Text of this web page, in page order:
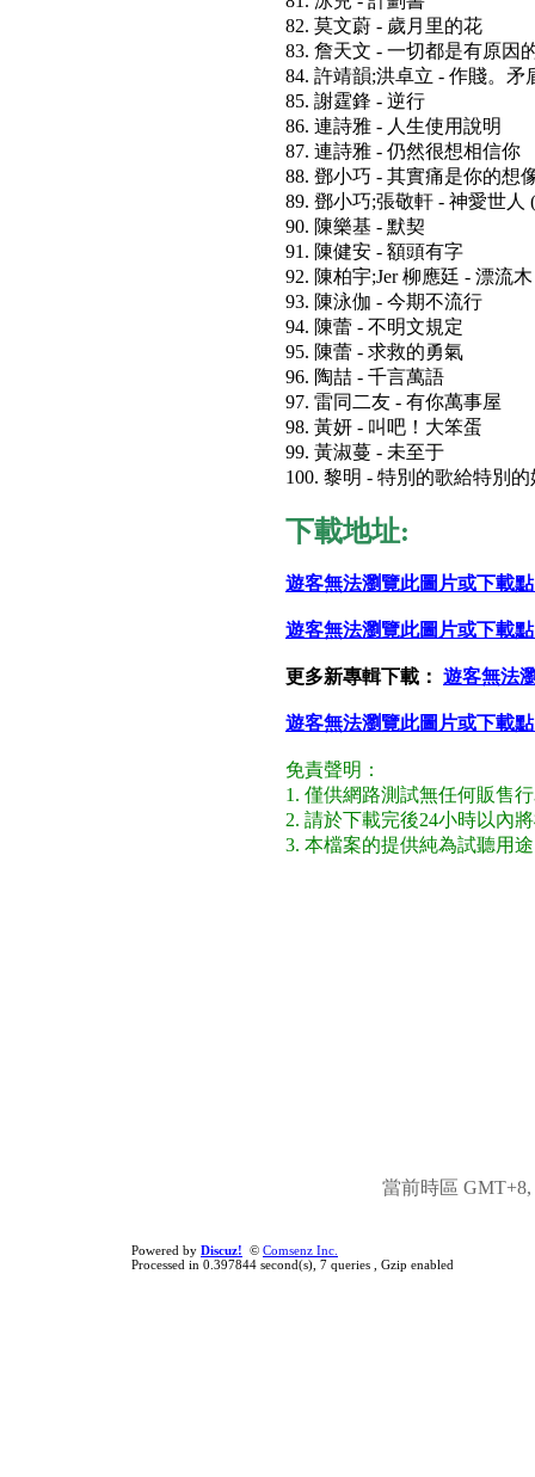
82. 莫文蔚 - 歲月里的花
83. 詹天文 - 一切都是有原因
84. 許靖韻;洪卓立 - 作賤。矛
85. 謝霆鋒 - 逆行
86. 連詩雅 - 人生使用說明
87. 連詩雅 - 仍然很想相信你
88. 鄧小巧 - 其實痛是你的想
89. 鄧小巧;張敬軒 - 神愛世人
90. 陳樂基 - 默契
91. 陳健安 - 額頭有字
92. 陳柏宇;Jer 柳應廷 - 漂流木
93. 陳泳伽 - 今期不流行
94. 陳蕾 - 不明文規定
95. 陳蕾 - 求救的勇氣
96. 陶喆 - 千言萬語
97. 雷同二友 - 有你萬事屋
98. 黃妍 - 叫吧！大笨蛋
99. 黃淑蔓 - 未至于
100. 黎明 - 特別的歌給特別的
下載地址:
遊客無法瀏覽此圖片或下載
遊客無法瀏覽此圖片或下載
更多新專輯下載： 遊客無法
遊客無法瀏覽此圖片或下載
免責聲明：
1. 僅供網路測試無任何販售
2. 請於下載完後24小時以內
3. 本檔案的提供純為試聽用
當前時區 GMT+8,
Powered by Discuz! © Comsenz Inc.
Processed in 0.397844 second(s), 7 queries , Gzip enabled